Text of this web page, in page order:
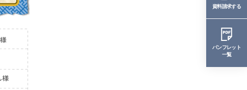
資料請求する
パンフレット
一覧